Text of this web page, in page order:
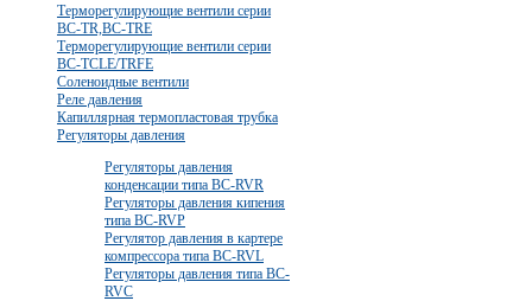
Терморегулирующие вентили серии
BC-TR,BC-TRE
Терморегулирующие вентили серии
BC-TCLE/TRFE
Соленоидные вентили
Реле давления
Капиллярная термопластовая трубка
Регуляторы давления
Регуляторы давления
конденсации типа ВС-RVR
Регуляторы давления кипения
типа BC-RVP
Регулятор давления в картере
компрессора типа BC-RVL
Регуляторы давления типа BC-
RVC